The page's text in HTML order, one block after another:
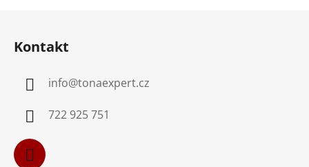
Kontakt
info@tonaexpert.cz
722 925 751